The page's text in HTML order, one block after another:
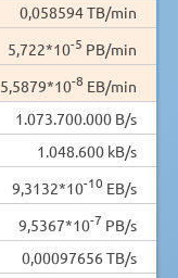
0,058594 TB/min
5,722*10-5 PB/min
5,5879*10-8 EB/min
1.073.700.000 B/s
1.048.600 kB/s
9,3132*10-10 EB/s
9,5367*10-7 PB/s
0,00097656 TB/s